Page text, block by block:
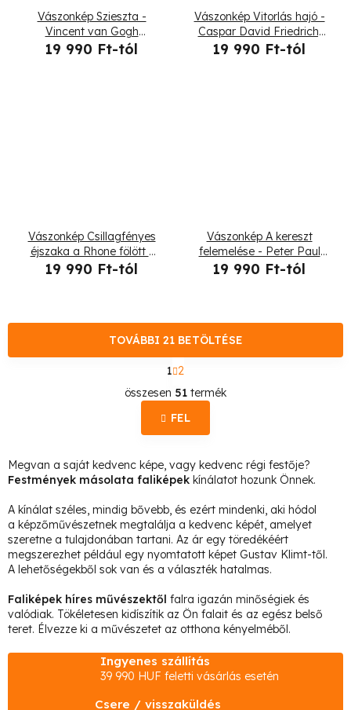
Vászonkép Szieszta -
Vincent van Gogh
reprodukció
19 990 Ft-tól
Vászonkép Vitorlás hajó -
Caspar David Friedrich,
reprodukció
19 990 Ft-tól
Vászonkép Csillagfényes
éjszaka a Rhone fölött -
Vincent van Gogh,
19 990 Ft-tól
Vászonkép A kereszt
felemelése - Peter Paul
Rubens, reprodukció
19 990 Ft-tól
L
i
s
a
r
á
n
y
í
t
s
e
TOVÁBBI 21 BETÖLTÉSE
L
a
p
o
z
1 2
összesen 51 termék
FEL
Megvan a saját kedvenc képe, vagy kedvenc régi festője?
Festmények másolata faliképek kínálatot hozunk Önnek.
A kínálat széles, mindig bővebb, és ezért mindenki, aki hódol
a képzőművészetnek megtalálja a kedvenc képét, amelyet
szeretne a tulajdonában tartani. Az ár egy töredékéért
megszerezhet például egy nyomtatott képet Gustav Klimt-től.
A lehetőségekből sok van és a választék hatalmas.
Faliképek híres művészektől falra igazán minőségiek és
valódiak. Tökéletesen kidíszítik az Ön falait és az egész belső
teret. Élvezze ki a művészetet az otthona kényelméből.
Ingyenes szállítás
39 990 HUF feletti vásárlás esetén
Csere / visszaküldés